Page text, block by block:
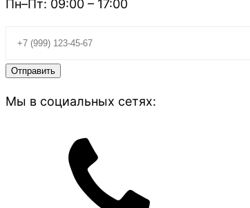
Пн–Пт: 09:00 – 17:00
Мы в социальных сетях: